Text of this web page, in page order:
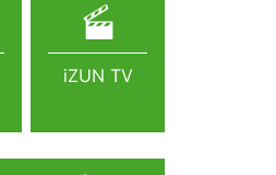
iZUN TV